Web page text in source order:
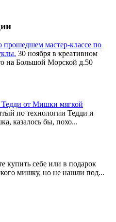
прошедшем мастер-классе по
30 ноября в креативном
на Большой Морской д.50
от Мишки мягкой
по технологии Тедди и
казалось бы, похо...
купить себе или в подарок
мишку, но не нашли под...